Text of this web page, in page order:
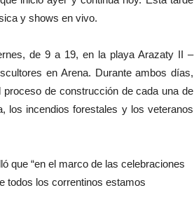
y shows en vivo.
de 9 a 19, en la playa Arazaty II –
en Arena. Durante ambos días,
de construcción de cada una de
los incendios forestales y los veteranos
que “en el marco de las celebraciones
todos los correntinos estamos